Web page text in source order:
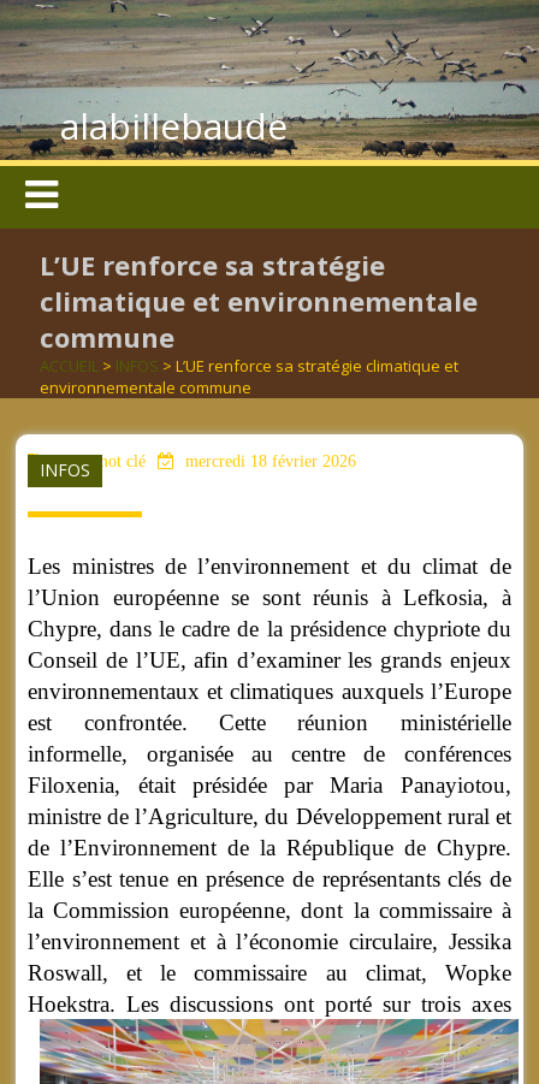
alabillebaude
L’UE renforce sa stratégie
climatique et environnementale
commune
ACCUEIL > INFOS > L’UE renforce sa stratégie climatique et
environnementale commune
INFOS
aucun mot clé mercredi 18 février 2026
Les ministres de l’environnement et du climat de
l’Union européenne se sont réunis à Lefkosia, à
Chypre, dans le cadre de la présidence chypriote du
Conseil de l’UE, afin d’examiner les grands enjeux
environnementaux et climatiques auxquels l’Europe
est confrontée. Cette réunion ministérielle
informelle, organisée au centre de conférences
Filoxenia, était présidée par Maria Panayiotou,
ministre de l’Agriculture, du Développement rural et
de l’Environnement de la République de Chypre.
Elle s’est tenue en présence de représentants clés de
la Commission européenne, dont la commissaire à
l’environnement et à l’économie circulaire, Jessika
Roswall, et le commissaire au climat, Wopke
Hoekstra.Les discussions ont porté sur trois axes